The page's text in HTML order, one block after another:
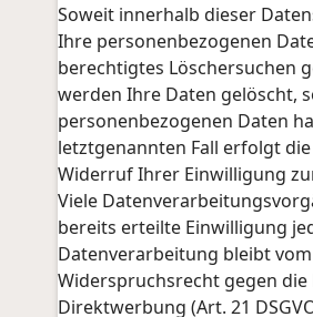
Soweit innerhalb dieser
Ihre personenbezogenen
berechtigtes Löschersuchen
werden Ihre Daten gelöscht,
personenbezogenen Daten
letztgenannten Fall erfolgt
Widerruf Ihrer Einwilligung
Viele
bereits erteilte Einwilligung
Datenverarbeitung bleibt
Widerspruchsrecht gegen
Direktwerbung (Art. 21